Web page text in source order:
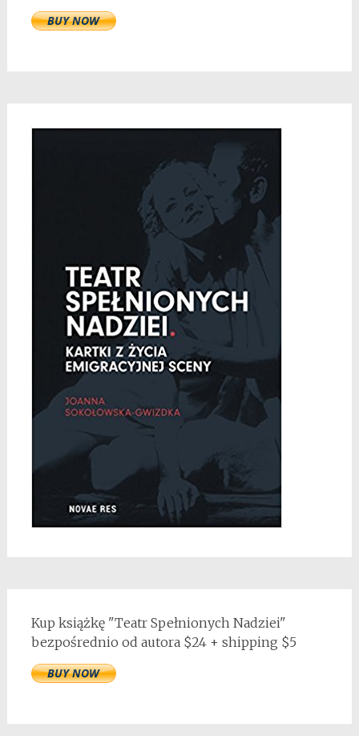
Kup książkę "Teatr Spełnionych Nadziei"
bezpośrednio od autora $24 + shipping $5